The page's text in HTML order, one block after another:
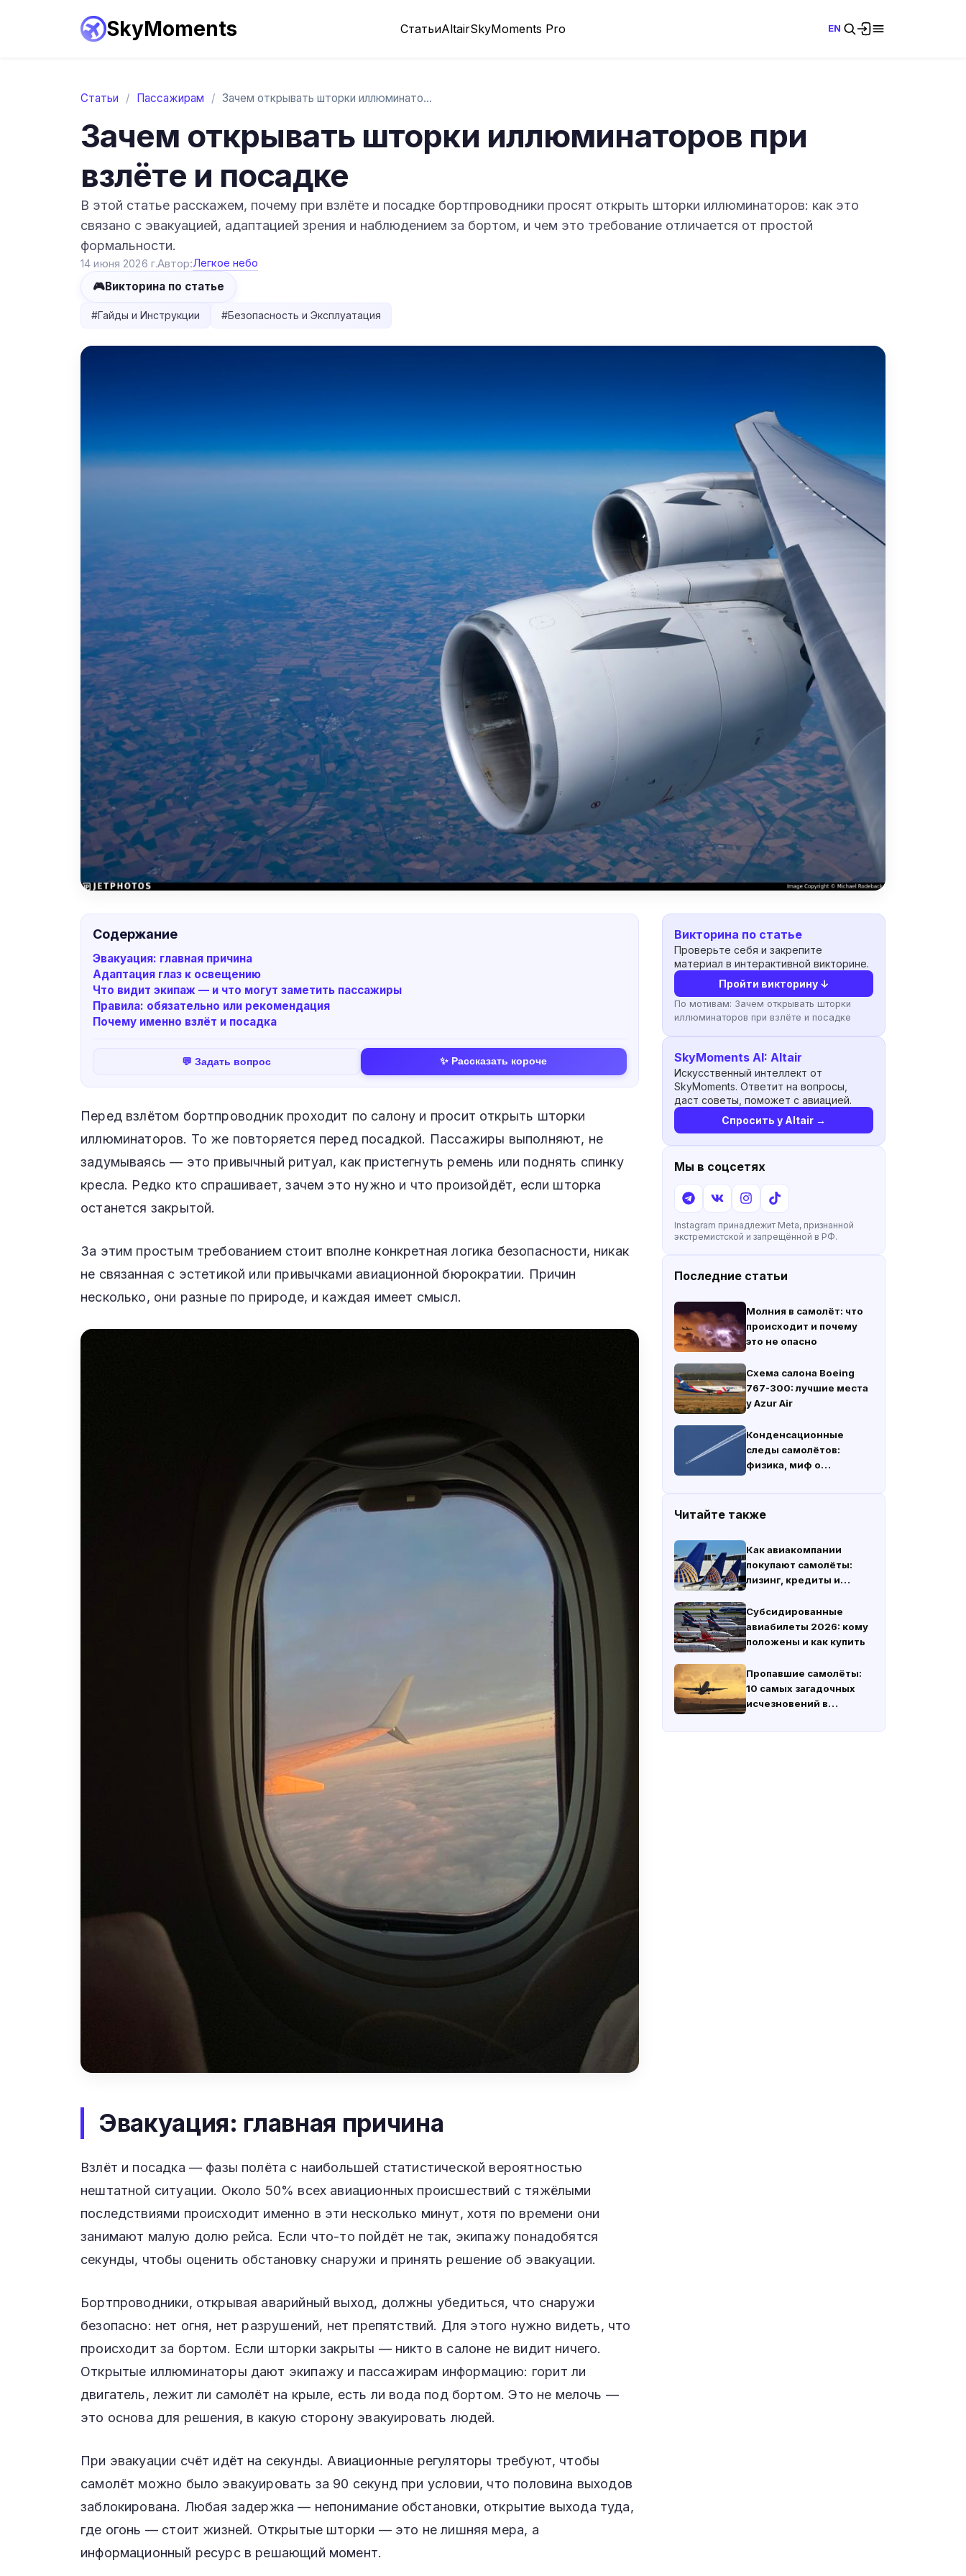
SkyMoments СтатьиAltairSkyMoments Pro EN
Статьи / Пассажирам / Зачем открывать шторки иллюминаторов при…
Зачем открывать шторки иллюминаторов при
взлёте и посадке
В этой статье расскажем, почему при взлёте и посадке бортпроводники просят открыть шторки иллюминаторов: как это
связано с эвакуацией, адаптацией зрения и наблюдением за бортом, и чем это требование отличается от простой
формальности.
14 июня 2026 г.Автор:Легкое небо
🎮Викторина по статье
#Гайды и Инструкции #Безопасность и Эксплуатация
Содержание
Эвакуация: главная причина
Адаптация глаз к освещению
Что видит экипаж — и что могут заметить пассажиры
Правила: обязательно или рекомендация
Почему именно взлёт и посадка
💬 Задать вопрос ✨ Рассказать короче
Перед взлётом бортпроводник проходит по салону и просит открыть шторки
иллюминаторов. То же повторяется перед посадкой. Пассажиры выполняют, не
задумываясь — это привычный ритуал, как пристегнуть ремень или поднять спинку
кресла. Редко кто спрашивает, зачем это нужно и что произойдёт, если шторка
останется закрытой.
За этим простым требованием стоит вполне конкретная логика безопасности, никак
не связанная с эстетикой или привычками авиационной бюрократии. Причин
несколько, они разные по природе, и каждая имеет смысл.
Эвакуация: главная причина
Взлёт и посадка — фазы полёта с наибольшей статистической вероятностью
нештатной ситуации. Около 50% всех авиационных происшествий с тяжёлыми
последствиями происходит именно в эти несколько минут, хотя по времени они
занимают малую долю рейса. Если что-то пойдёт не так, экипажу понадобятся
секунды, чтобы оценить обстановку снаружи и принять решение об эвакуации.
Бортпроводники, открывая аварийный выход, должны убедиться, что снаружи
безопасно: нет огня, нет разрушений, нет препятствий. Для этого нужно видеть, что
происходит за бортом. Если шторки закрыты — никто в салоне не видит ничего.
Открытые иллюминаторы дают экипажу и пассажирам информацию: горит ли
двигатель, лежит ли самолёт на крыле, есть ли вода под бортом. Это не мелочь —
это основа для решения, в какую сторону эвакуировать людей.
При эвакуации счёт идёт на секунды. Авиационные регуляторы требуют, чтобы
самолёт можно было эвакуировать за 90 секунд при условии, что половина выходов
заблокирована. Любая задержка — непонимание обстановки, открытие выхода туда,
где огонь — стоит жизней. Открытые шторки — это не лишняя мера, а
информационный ресурс в решающий момент.
Викторина по статье
Проверьте себя и закрепите
материал в интерактивной викторине.
Пройти викторину ↓
По мотивам: Зачем открывать шторки
иллюминаторов при взлёте и посадке
SkyMoments AI: Altair
Искусственный интеллект от
SkyMoments. Ответит на вопросы,
даст советы, поможет с авиацией.
Спросить у Altair →
Мы в соцсетях
Instagram принадлежит Meta, признанной
экстремистской и запрещённой в РФ.
Последние статьи
Молния в самолёт: что
происходит и почему
это не опасно
Схема салона Boeing
767-300: лучшие места
у Azur Air
Конденсационные
следы самолётов:
физика, миф о
Читайте также
Как авиакомпании
покупают самолёты:
лизинг, кредиты и
Субсидированные
авиабилеты 2026: кому
положены и как купить
Пропавшие самолёты:
10 самых загадочных
исчезновений в